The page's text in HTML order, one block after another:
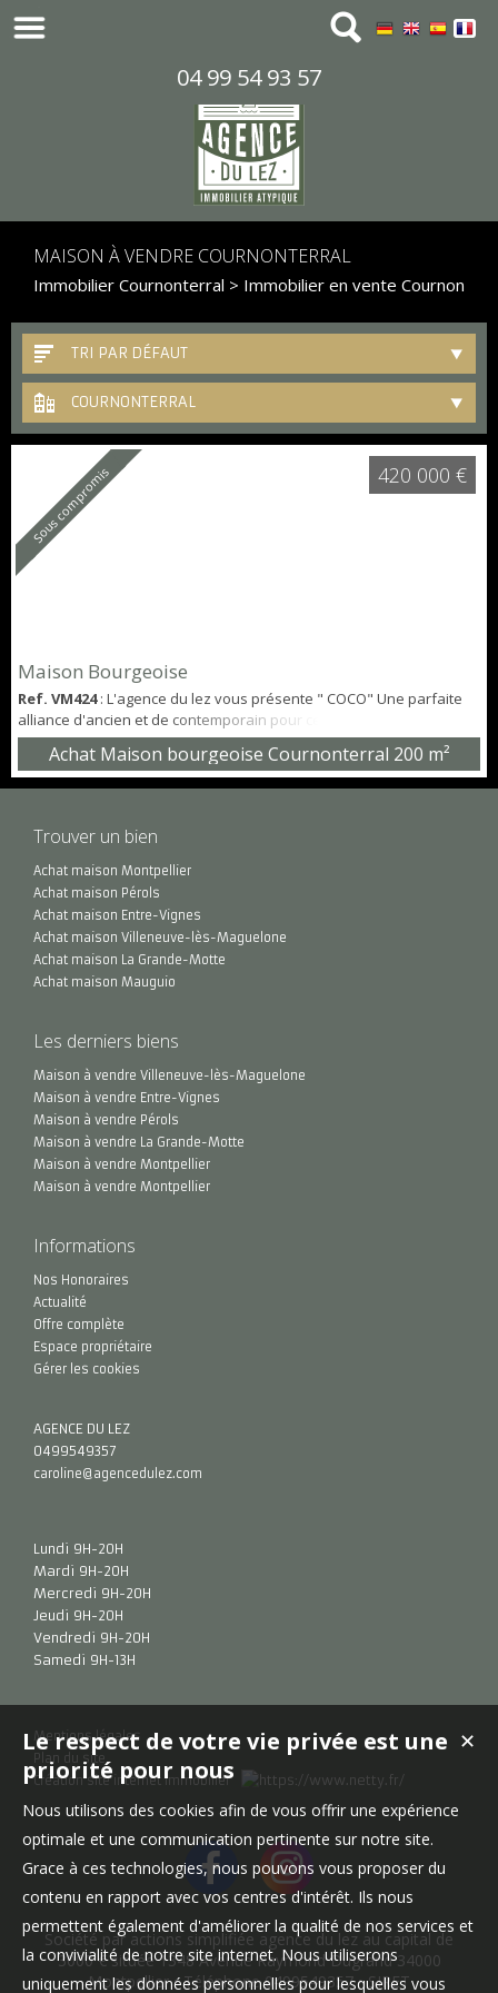
04 99 54 93 57
MAISON À VENDRE COURNONTERRAL
Immobilier Cournonterral > Immobilier en vente
TRI PAR DÉFAUT
COURNONTERRAL
Sous compromis
Maison Bourgeoise
Ref. VM424: L'agence du lez vous présente " COCO" Une parfaite
alliance d'ancien et de contemporain pour cette maison Bourgeoise
de 1920 située au coeur du village de Cournonterral. Vous serez
séduit par: - Ses carreaux de ciment, - Son escalier en pierre avec
ferronnerie. - Ses Belles hauteurs sous plafond de 3,40m avec
design neuv...
Achat Maison bourgeoise Cournonterral 200 m²
420 000 €
Trouver un bien
Achat maison Montpellier
Achat maison Pérols
Achat maison Entre-Vignes
Achat maison Villeneuve-lès-Maguelone
Achat maison La Grande-Motte
Achat maison Mauguio
Les derniers biens
Maison à vendre Villeneuve-lès-Maguelone
Maison à vendre Entre-Vignes
Maison à vendre Pérols
Maison à vendre La Grande-Motte
Maison à vendre Montpellier
Maison à vendre Montpellier
Informations
Nos Honoraires
Actualité
Offre complète
Espace propriétaire
Gérer les cookies
AGENCE DU LEZ
0499549357
caroline@agencedulez.com
Lundi 9H-20H
Mardi 9H-20H
Mercredi 9H-20H
Jeudi 9H-20H
Vendredi 9H-20H
Samedi 9H-13H
Mentions légales
Plan du site
Création site internet immobilier
Société par actions simplifiée agence du lez au capital de
3000 € située 1348 Avenue Raymond Dugrand 34000
Montpellier • Téléphone 0499549357 • SIRET
✕
Le respect de votre vie privée est une
priorité pour nous
Nous utilisons des cookies afin de vous offrir une expérience
optimale et une communication pertinente sur notre site.
Grace à ces technologies, nous pouvons vous proposer du
contenu en rapport avec vos centres d'intérêt. Ils nous
permettent également d'améliorer la qualité de nos services et
la convivialité de notre site internet. Nous utiliserons
uniquement les données personnelles pour lesquelles vous